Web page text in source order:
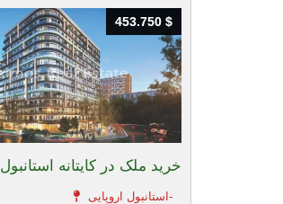
خرید ملک در کایتانه استانبول
استانبول اروپایی-
453.750 $
453.750 $